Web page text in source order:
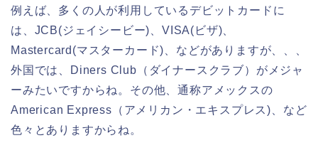
例えば、多くの人が利用しているデビットカードに
は、JCB(ジェイシービー)、VISA(ビザ)、
Mastercard(マスターカード)、などがありますが、、、
外国では、Diners Club（ダイナースクラブ）がメジャ
ーみたいですからね。その他、通称アメックスの
American Express（アメリカン・エキスプレス)、など
色々とありますからね。